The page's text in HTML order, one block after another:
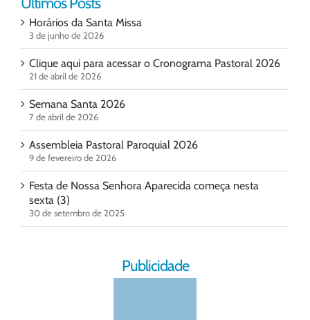
Horários da Santa Missa
3 de junho de 2026
Clique aqui para acessar o Cronograma Pastoral 2026
21 de abril de 2026
Semana Santa 2026
7 de abril de 2026
Assembleia Pastoral Paroquial 2026
9 de fevereiro de 2026
Festa de Nossa Senhora Aparecida começa nesta
sexta (3)
30 de setembro de 2025
Publicidade